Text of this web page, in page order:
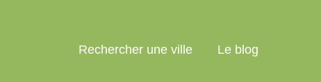
Rechercher une ville Le blog